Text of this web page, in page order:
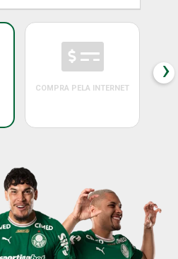
COMPRA PELA INTERNET
›